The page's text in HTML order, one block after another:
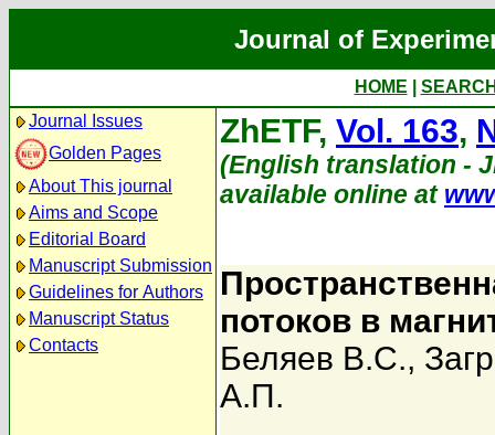
Journal of
HOME
Journal Issues
Golden Pages
About This journal
Aims and Scope
Editorial Board
Manuscript Submission
Guidelines for Authors
Manuscript Status
Contacts
ZhETF, Vol. 163,
(English translation -
available online at
потоков в
Беляев В.С.,
А.П.